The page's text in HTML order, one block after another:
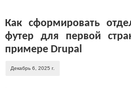
Как сформировать
футер для первой
примере Drupal
Декабрь 6, 2025 г.